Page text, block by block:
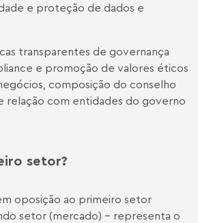
e proteção de dados e
transparentes de governança
e promoção de valores éticos
composição do conselho
relação com entidades do governo
setor?
oposição ao primeiro setor
setor (mercado) - representa o